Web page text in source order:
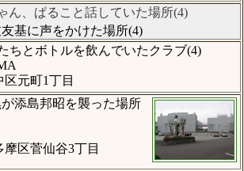
ん、ぱること話していた場所(4)
基に声をかけた場所(4)
ちとボトルを飲んでいたクラブ(4)
元町1丁目
添島邦昭を襲った場所
区菅仙谷3丁目